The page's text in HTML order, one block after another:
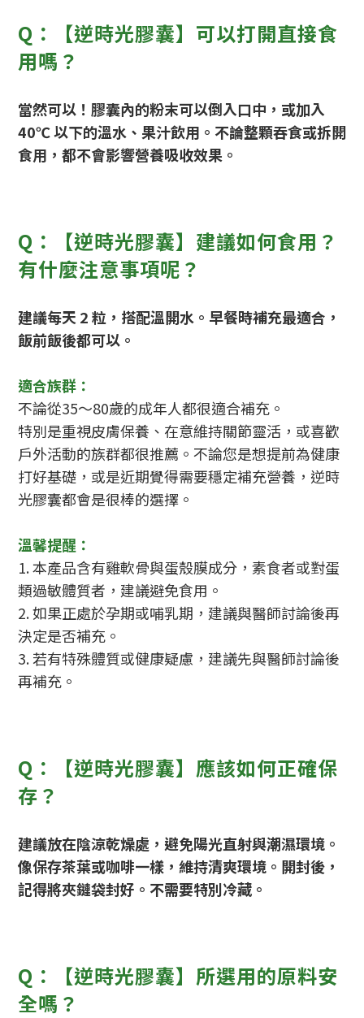
Q：【逆時光膠囊】可以打開直接食
用嗎？
當然可以！膠囊內的粉末可以倒入口中，或加入
40℃ 以下的溫水、果汁飲用。不論整顆吞食或拆開
食用，都不會影響營養吸收效果。
Q：【逆時光膠囊】建議如何食用？
有什麼注意事項呢？
建議每天 2 粒，搭配溫開水。早餐時補充最適合，
飯前飯後都可以。
適合族群：
不論從35～80歲的成年人都很適合補充。
特別是重視皮膚保養、在意維持關節靈活，或喜歡
戶外活動的族群都很推薦。不論您是想提前為健康
打好基礎，或是近期覺得需要穩定補充營養，逆時
光膠囊都會是很棒的選擇。
溫馨提醒：
1. 本產品含有雞軟骨與蛋殼膜成分，素食者或對蛋
類過敏體質者，建議避免食用。
2. 如果正處於孕期或哺乳期，建議與醫師討論後再
決定是否補充。
3. 若有特殊體質或健康疑慮，建議先與醫師討論後
再補充。
Q：【逆時光膠囊】應該如何正確保
存？
建議放在陰涼乾燥處，避免陽光直射與潮濕環境。
像保存茶葉或咖啡一樣，維持清爽環境。開封後，
記得將夾鏈袋封好。不需要特別冷藏。
Q：【逆時光膠囊】所選用的原料安
全嗎？